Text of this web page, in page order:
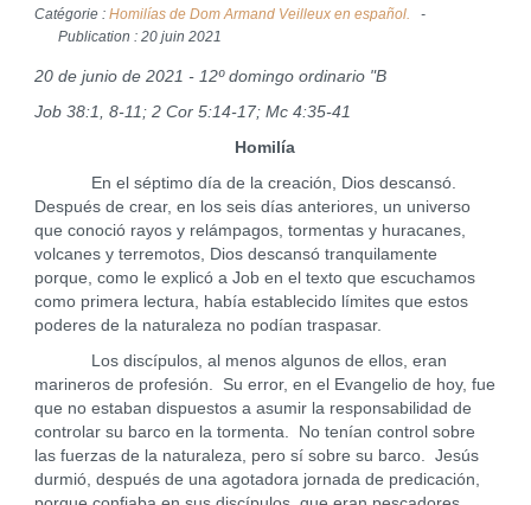
Catégorie : Homilías de Dom Armand Veilleux en español.
Publication : 20 juin 2021
20 de junio de 2021 - 12º domingo ordinario "B
Job 38:1, 8-11; 2 Cor 5:14-17; Mc 4:35-41
Homilía
En el séptimo día de la creación, Dios descansó.
Después de crear, en los seis días anteriores, un universo
que conoció rayos y relámpagos, tormentas y huracanes,
volcanes y terremotos, Dios descansó tranquilamente
porque, como le explicó a Job en el texto que escuchamos
como primera lectura, había establecido límites que estos
poderes de la naturaleza no podían traspasar.
Los discípulos, al menos algunos de ellos, eran
marineros de profesión. Su error, en el Evangelio de hoy, fue
que no estaban dispuestos a asumir la responsabilidad de
controlar su barco en la tormenta. No tenían control sobre
las fuerzas de la naturaleza, pero sí sobre su barco. Jesús
durmió, después de una agotadora jornada de predicación,